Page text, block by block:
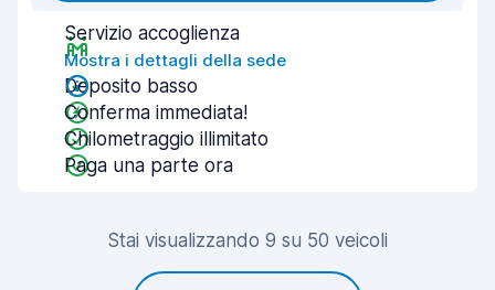
Servizio accoglienza
Mostra i dettagli della sede
Deposito basso
Conferma immediata!
Chilometraggio illimitato
Paga una parte ora
Stai visualizzando 9 su 50 veicoli